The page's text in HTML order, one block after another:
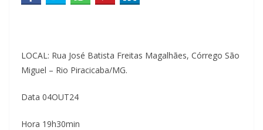
LOCAL: Rua José Batista Freitas Magalhães, Córrego São
Miguel – Rio Piracicaba/MG.
Data 04OUT24
Hora 19h30min